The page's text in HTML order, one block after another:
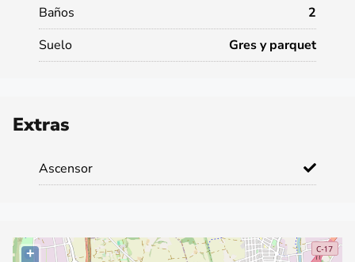
Baños
2
Suelo
Gres y parquet
Extras
Ascensor
+